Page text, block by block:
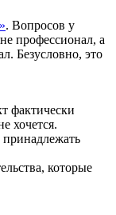
. Вопросов у
профессионал, а
Безусловно, это
фактически
хочется.
принадлежать
которые